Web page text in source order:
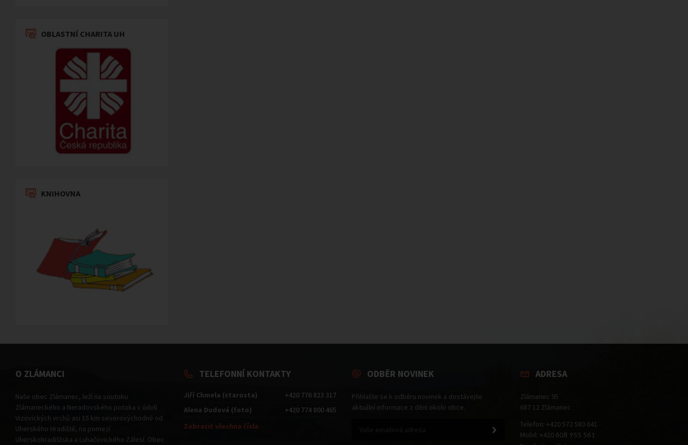
OBLASTNÍ CHARITA UH
KNIHOVNA
O ZLÁMANCI
Naše obec Zlámanec, leží na soutoku
Zlámaneckého a Neradovského potoka v údolí
Vizovických vrchů asi 15 km severovýchodně od
Uherského Hradiště, na pomezí
Uherskohradišťska a Luhačovického Zálesí. Obec
TELEFONNÍ KONTAKTY
Jiří Chmela (starosta)
+420 776 823 317
Alena Dudová (foto)
+420 774 800 465
Zobrazit všechna čísla
ODBĚR NOVINEK
Přihlašte se k odběru novinek a dostávejte
aktuální informace z dění okolo obce.
ADRESA
Zlámanec 95
687 12 Zlámanec
Telefon: +420 572 580 641
Mobil: +420 608 955 561